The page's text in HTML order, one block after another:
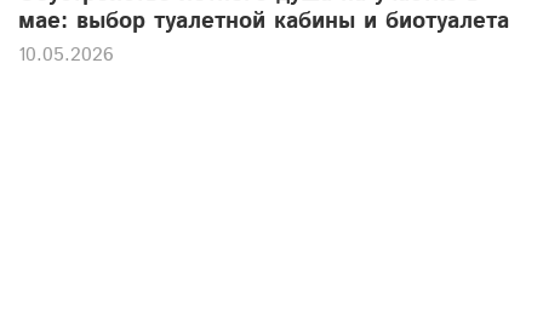
мае: выбор туалетной кабины и биотуалета
10.05.2026